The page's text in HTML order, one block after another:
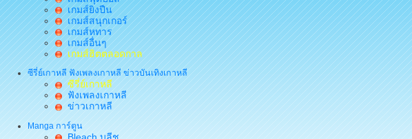
เกมส์ยิงปืน
เกมส์สนุกเกอร์
เกมส์หทาร
เกมส์อื่นๆ
เกมส์ฮิตตลอดกาล
ซีรี่ย์เกาหลี ฟังเพลงเกาหลี ข่าวบันเทิงเกาหลี
ซีรี่ย์เกาหลี
ฟังเพลงเกาหลี
ข่าวเกาหลี
Manga การ์ตูน